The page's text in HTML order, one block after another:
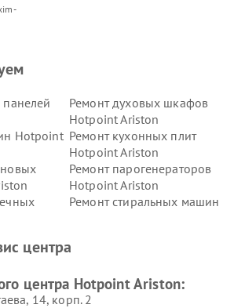
Ремонт духовых шкафов
Hotpoint Ariston
Hotpoint Ремонт кухонных плит
Hotpoint Ariston
Ремонт парогенераторов
Hotpoint Ariston
Ремонт стиральных машин
Hotpoint Ariston
Hotpoint Ariston
центра
центра Hotpoint Ariston:
14, корп. 2